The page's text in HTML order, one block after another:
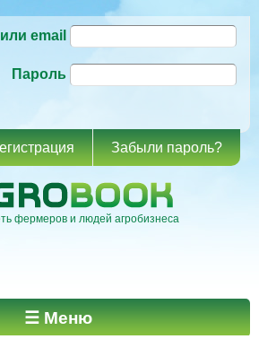
основному
email
Пароль
Забыли пароль?
фермеров и людей агробизнеса
☰ Меню